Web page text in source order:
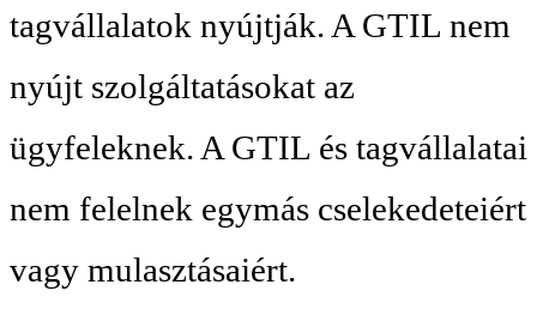
tagvállalatok nyújtják. A GTIL nem
nyújt szolgáltatásokat az
ügyfeleknek. A GTIL és tagvállalatai
nem felelnek egymás cselekedeteiért
vagy mulasztásaiért.